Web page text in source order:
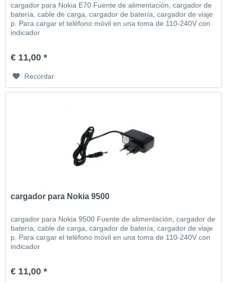
cargador para Nokia E70 Fuente de alimentación, cargador de
batería, cable de carga, cargador de batería, cargador de viaje
p. Para cargar el teléfono móvil en una toma de 110-240V con
indicador
€ 11,00 *
Recordar
cargador para Nokia 9500
cargador para Nokia 9500 Fuente de alimentación, cargador de
batería, cable de carga, cargador de batería, cargador de viaje
p. Para cargar el teléfono móvil en una toma de 110-240V con
indicador
€ 11,00 *